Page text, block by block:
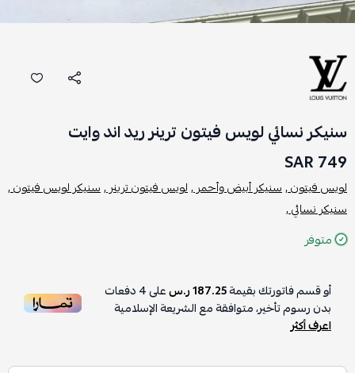
سنيكر نسائي لويس فيتون ترينر ريد اند وايت
749 SAR
لويس فيتون ,سنيكر أبيض وأحمر ,لويس فيتون ترينر ,سنيكر لويس فيتون ,
سنيكر نسائي ,
متوفر
أو قسم فاتورتك بقيمة187.25 ر.س على4دفعات
بدون رسوم تأخير، متوافقة مع الشريعة الإسلامية
اعرف أكثر